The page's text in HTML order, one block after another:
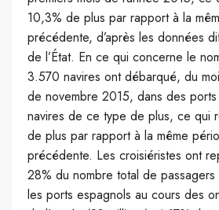
10,3% de plus par rapport à la
précédente, d’après les données
de l’État. En ce qui concerne le
3.570 navires ont débarqué, du
de novembre 2015, dans des
navires de ce type de plus, ce qui
de plus par rapport à la même
précédente. Les croisiéristes ont
28% du nombre total de passagers
les ports espagnols au cours des